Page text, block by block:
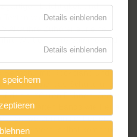
Leichtigkeit und
widerspiegelt. Mit der
ihre Zuhörer auf eine
Welt ein. Ihre Stimme wird
Benschu mit Rockpiano und
Andreas Schulte und
den größeren Bühnen. Jeder
in namhaften Bands wie Petra
Sie werden uns mit einer
begeistern, selbst komponiert
Details einblenden
Details einblenden
speichern